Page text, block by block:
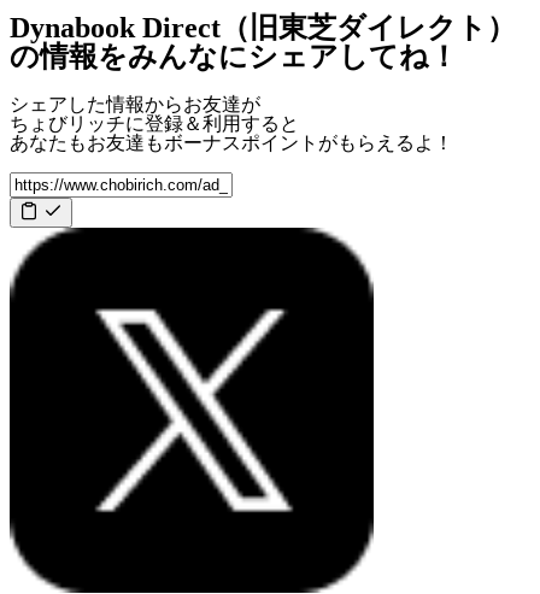
Dynabook Direct（旧東芝ダイレクト）
の情報をみんなにシェアしてね！
シェアした情報からお友達が
ちょびリッチに登録＆利用すると
あなたもお友達もボーナスポイント がもらえるよ！